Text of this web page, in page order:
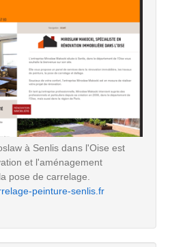
à Senlis dans l'Oise est
et l'aménagement
pose de carrelage.
peinture-senlis.fr